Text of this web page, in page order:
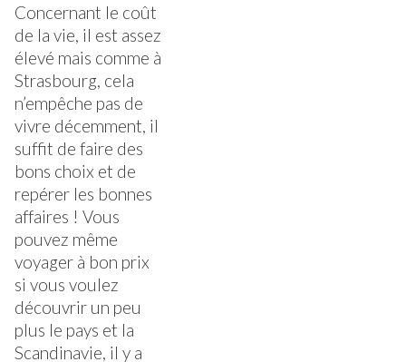
Concernant le coût
de la vie, il est assez
élevé mais comme à
Strasbourg, cela
n’empêche pas de
vivre décemment, il
suffit de faire des
bons choix et de
repérer les bonnes
affaires ! Vous
pouvez même
voyager à bon prix
si vous voulez
découvrir un peu
plus le pays et la
Scandinavie, il y a